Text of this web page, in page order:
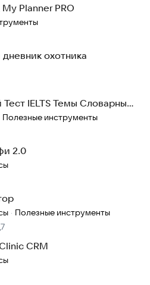
Planner PRO
охотника
IELTS Темы Словарный
Полезные инструменты
2.0
· Полезные инструменты
CRM